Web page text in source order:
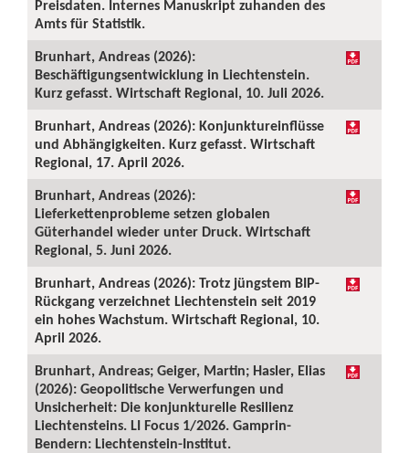
Preisdaten. Internes Manuskript zuhanden des
Amts für Statistik.
Brunhart, Andreas (2026):
Beschäftigungsentwicklung in Liechtenstein.
Kurz gefasst. Wirtschaft Regional, 10. Juli 2026.
Brunhart, Andreas (2026): Konjunktureinflüsse
und Abhängigkeiten. Kurz gefasst. Wirtschaft
Regional, 17. April 2026.
Brunhart, Andreas (2026):
Lieferkettenprobleme setzen globalen
Güterhandel wieder unter Druck. Wirtschaft
Regional, 5. Juni 2026.
Brunhart, Andreas (2026): Trotz jüngstem BIP-
Rückgang verzeichnet Liechtenstein seit 2019
ein hohes Wachstum. Wirtschaft Regional, 10.
April 2026.
Brunhart, Andreas; Geiger, Martin; Hasler, Elias
(2026): Geopolitische Verwerfungen und
Unsicherheit: Die konjunkturelle Resilienz
Liechtensteins. LI Focus 1/2026. Gamprin-
Bendern: Liechtenstein-Institut.